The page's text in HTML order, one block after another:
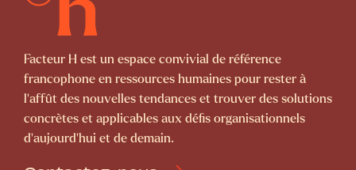
Facteur H est un espace convivial de référence
francophone en ressources humaines pour rester à
l’affût des nouvelles tendances et trouver des solutions
concrètes et applicables aux défis organisationnels
d’aujourd’hui et de demain.